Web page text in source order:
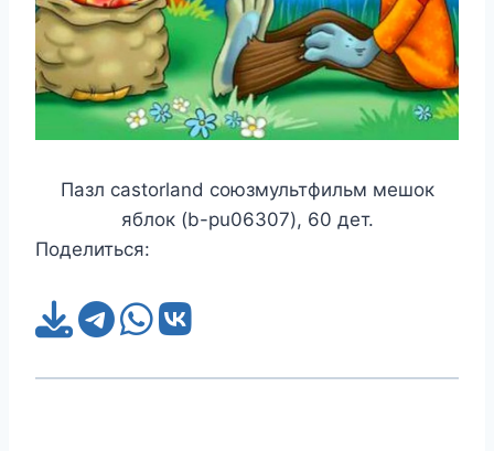
Пазл castorland союзмультфильм мешок
яблок (b-pu06307), 60 дет.
Поделиться: